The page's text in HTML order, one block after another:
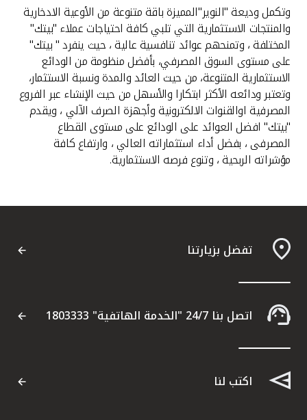
وتكمل وديعة "النوير"المميزة باقة متنوعة من الأوعية الادخارية
والمنتجات الاستثمارية التي تلبي كافة احتياجات عملاء "بيتك"
المختلفة ، وتمنحهم عوائد تنافسية عالية ، حيث ينفرد " بيتك"
على مستوى السوق المصرفي، بأفضل منظومة من الودائع
الاستثمارية المتنوعة، من حيث العائد والمدة ونسبة الاستثمار،
وتعتبر ودائعه الأكثر ابتكارا والأسهل من حيث الإنشاء عبر الفروع
المصرفية اوالقنوات الالكترونية وأجهزة الصرف الآلي ، ويقدم
"بيتك" افضل العوائد على الودائع على مستوى القطاع
المصرفى ، بفضل أداء استثماراته العالي ، وارتفاع كافة
مؤشراته الربحية ، وتنوع فرصه الاستثمارية.
تفضل بزيارتنا
اتصل بنا 24/7 "الخدمة الهاتفية" 1803333
اكتب لنا